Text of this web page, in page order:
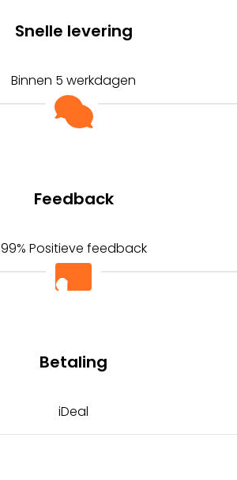
Snelle levering
Binnen 5 werkdagen
Feedback
99% Positieve feedback
Betaling
iDeal